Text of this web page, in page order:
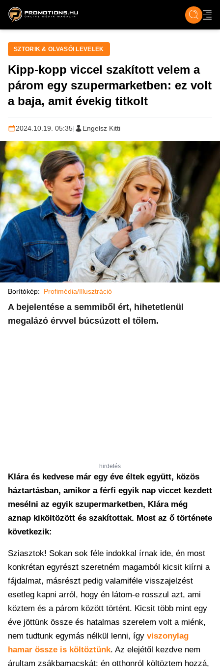
ZENE, FILM & KULT ÉLET TECH &
SZTORIK & OLVASÓI LEVELEK
Kipp-kopp viccel szakított velem a
párom egy szupermarketben: ez volt
a baja, amit évekig titkolt
2024.10.19. 05:35| Engelsz Kitti
Borítókép: Profimédia/Illusztráció
A bejelentése a semmiből ért, hihetetlenül
megalázó érvvel búcsúzott el tőlem.
hirdetés
Klára és kedvese már egy éve éltek együtt, közös
háztartásban, amikor a férfi egyik nap viccet kezdett
mesélni az egyik szupermarketben, Klára még
aznap kiköltözött és szakítottak. Most az ő története
következik:
Sziasztok! Sokan sok féle indokkal írnak ide, én most
konkrétan egyrészt szeretném magamból kicsit kiírni a
fájdalmat, másrészt pedig valamiféle visszajelzést
esetleg kapni arról, hogy én látom-e rosszul azt, ami
köztem és a párom között történt. Kicsit több mint egy
éve jöttünk össze és hatalmas szerelem volt a miénk,
nem tudtunk egymás nélkül lenni, így viszonylag
hamar össze is költöztünk. Az elejétől kezdve nem
árultam zsákbamacskát: én otthonról költöztem hozzá,